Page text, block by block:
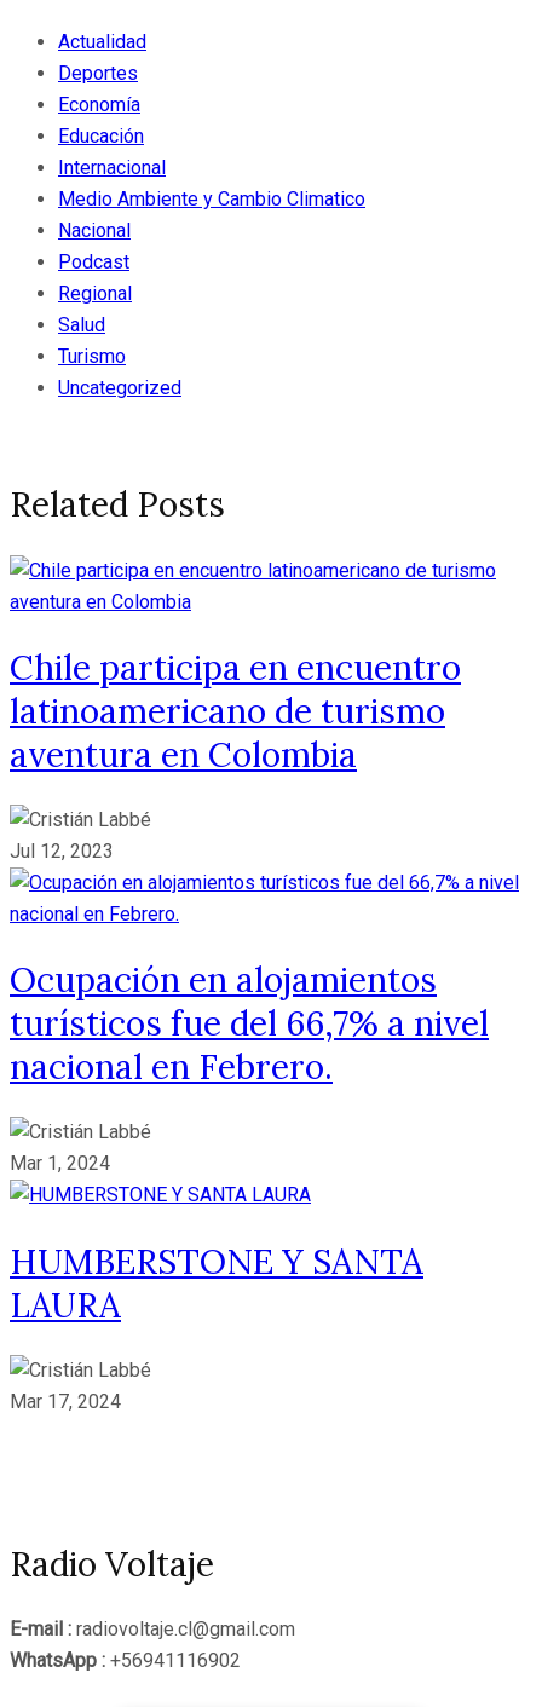
Actualidad
Deportes
Economía
Educación
Internacional
Medio Ambiente y Cambio Climatico
Nacional
Podcast
Regional
Salud
Turismo
Uncategorized
Related Posts
Chile participa en encuentro
latinoamericano de turismo
aventura en Colombia
Jul 12, 2023
Ocupación en alojamientos
turísticos fue del 66,7% a nivel
nacional en Febrero.
Mar 1, 2024
HUMBERSTONE Y SANTA
LAURA
Mar 17, 2024
Radio Voltaje
E-mail : radiovoltaje.cl@gmail.com
WhatsApp : +56941116902